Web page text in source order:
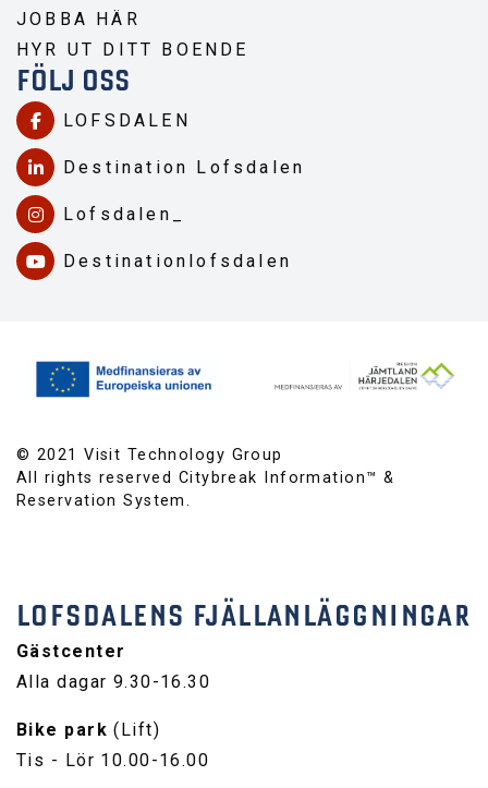
JOBBA HÄR
HYR UT DITT BOENDE
FÖLJ OSS
LOFSDALEN
Destination Lofsdalen
Lofsdalen_
Destinationlofsdalen
© 2021 Visit Technology Group
All rights reserved Citybreak Information™ &
Reservation System.
LOFSDALENS FJÄLLANLÄGGNINGAR
Gästcenter
Alla dagar 9.30-16.30
Bike park (Lift)
Tis - Lör 10.00-16.00